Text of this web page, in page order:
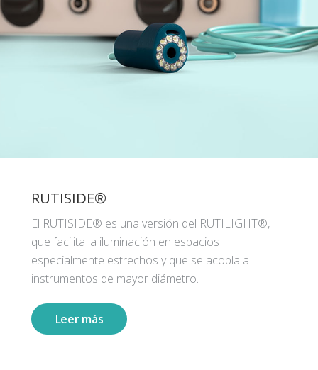
RUTISIDE®
El RUTISIDE® es una versión del RUTILIGHT®,
que facilita la iluminación en espacios
especialmente estrechos y que se acopla a
instrumentos de mayor diámetro.
Leer más